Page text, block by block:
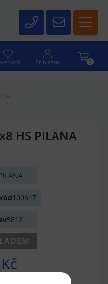
0
Přihlášení
HS PILANA
PILANA
100647
5812